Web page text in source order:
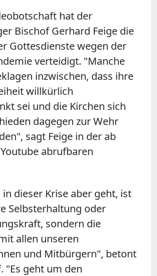
hat der
Bischof Gerhard Feige die
Gottesdienste wegen der
verteidigt. "Manche
inzwischen, dass ihre
willkürlich
sei und die Kirchen sich
dagegen zur Wehr
sagt Feige in der ab
abrufbaren
dieser Krise aber geht, ist
Selbsterhaltung oder
sondern die
allen unseren
und Mitbürgern", betont
"Es geht um den